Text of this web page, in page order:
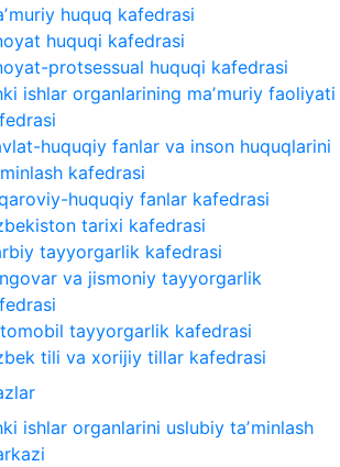
huquq kafedrasi
huquqi kafedrasi
protsessual huquqi kafedrasi
ishlar organlarining maʼmuriy faoliyati
huquqiy fanlar va inson huquqlarini
kafedrasi
huquqiy fanlar kafedrasi
tarixi kafedrasi
tayyorgarlik kafedrasi
va jismoniy tayyorgarlik
tayyorgarlik kafedrasi
tili va xorijiy tillar kafedrasi
ishlar organlarini uslubiy taʼminlash